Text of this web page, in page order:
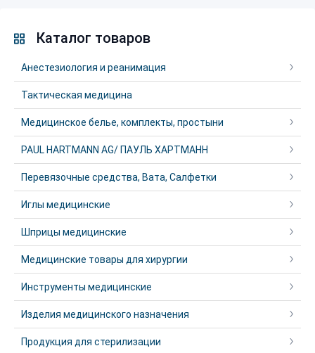
Каталог товаров
Анестезиология и реанимация
Тактическая медицина
Медицинское белье, комплекты, простыни
PAUL HARTMANN AG/ ПАУЛЬ ХАРТМАНН
Перевязочные средства, Вата, Салфетки
Иглы медицинские
Шприцы медицинские
Медицинские товары для хирургии
Инструменты медицинские
Изделия медицинского назначения
Продукция для стерилизации